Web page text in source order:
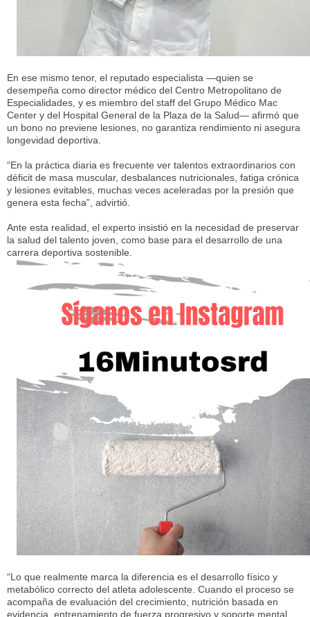
En ese mismo tenor, el reputado especialista —quien se
desempeña como director médico del Centro Metropolitano de
Especialidades, y es miembro del staff del Grupo Médico Mac
Center y del Hospital General de la Plaza de la Salud— afirmó que
un bono no previene lesiones, no garantiza rendimiento ni asegura
longevidad deportiva.
“En la práctica diaria es frecuente ver talentos extraordinarios con
déficit de masa muscular, desbalances nutricionales, fatiga crónica
y lesiones evitables, muchas veces aceleradas por la presión que
genera esta fecha”, advirtió.
Ante esta realidad, el experto insistió en la necesidad de preservar
la salud del talento joven, como base para el desarrollo de una
carrera deportiva sostenible.
“Lo que realmente marca la diferencia es el desarrollo físico y
metabólico correcto del atleta adolescente. Cuando el proceso se
acompaña de evaluación del crecimiento, nutrición basada en
evidencia, entrenamiento de fuerza progresivo y soporte mental,